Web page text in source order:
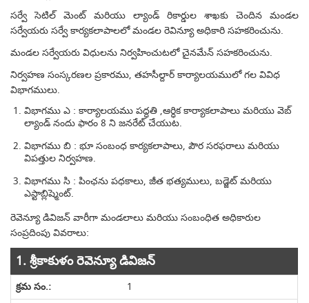
సర్వే సెటిల్ మెంట్ మరియు ల్యాండ్ రికార్డుల శాఖకు చెందిన మండల
సర్వేయరు సర్వే కార్యకలాపాలలో మండల రెవిన్యూ అధికారి సహకరించును.
మండల సర్వేయరు విధులను నిర్వహించుటలో చైనమేన్ సహకరించును.
నిర్వహణ సంస్కరణల ప్రకారము, తహసీల్దార్ కార్యాలయములో గల వివిధ
విభాగములు.
విభాగము ఎ : కార్యాలయము పద్ధతి ,ఆర్ధిక కార్యాకలాపాలు మరియు వెబ్
ల్యాండ్ నందు ఫారం 8 ని జనరేట్ చేయుట.
విభాగము బి : భూ సంబంధ కార్యకలాపాలు, పౌర సరఫరాలు మరియు
విపత్తుల నిర్వహణ.
విభాగము సి : పింఛను పధకాలు, జీత భత్యములు, బడ్జెట్ మరియు
ఎస్టాబ్లిష్మెంట్.
రెవెన్యూ డివిజన్ వారీగా మండలాలు మరియు సంబంధిత అధికారుల
సంప్రదింపు వివరాలు:
1. శ్రీకాకుళం రెవెన్యూ డివిజన్
1